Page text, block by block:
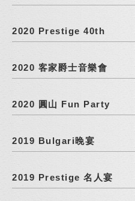
2020 Prestige 40th
2020 客家爵士音樂會
2020 圓山 Fun Party
2019 Bulgari晚宴
2019 Prestige 名人宴